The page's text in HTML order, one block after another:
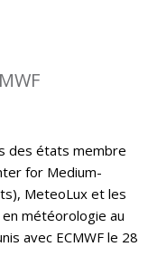
des états membre
for Medium-
MeteoLux et les
météorologie au
avec ECMWF le 28